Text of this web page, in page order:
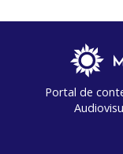
Portal de